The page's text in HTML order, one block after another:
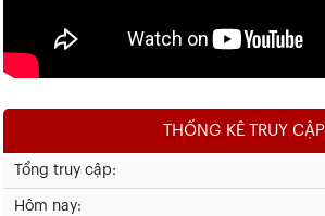
THỐNG KÊ TRUY CẬP
Tổng truy cập:
Hôm nay: